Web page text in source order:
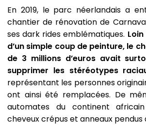
En 2019, le parc néerlandais a
chantier de rénovation de
ses dark rides emblématiques.
d’un simple coup de peinture, le
de 3 millions d’euros avait
supprimer les stéréotypes
représentant les personnes
ont ainsi été remplacées. De
automates du continent
cheveux crépus et anneaux pendus